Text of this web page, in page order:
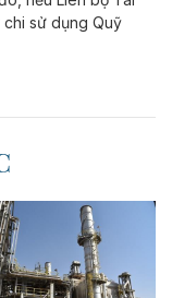
sử dụng Quỹ